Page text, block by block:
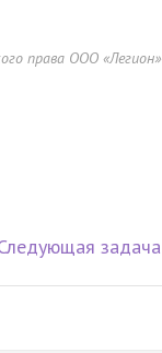
права ООО «Легион»
задача